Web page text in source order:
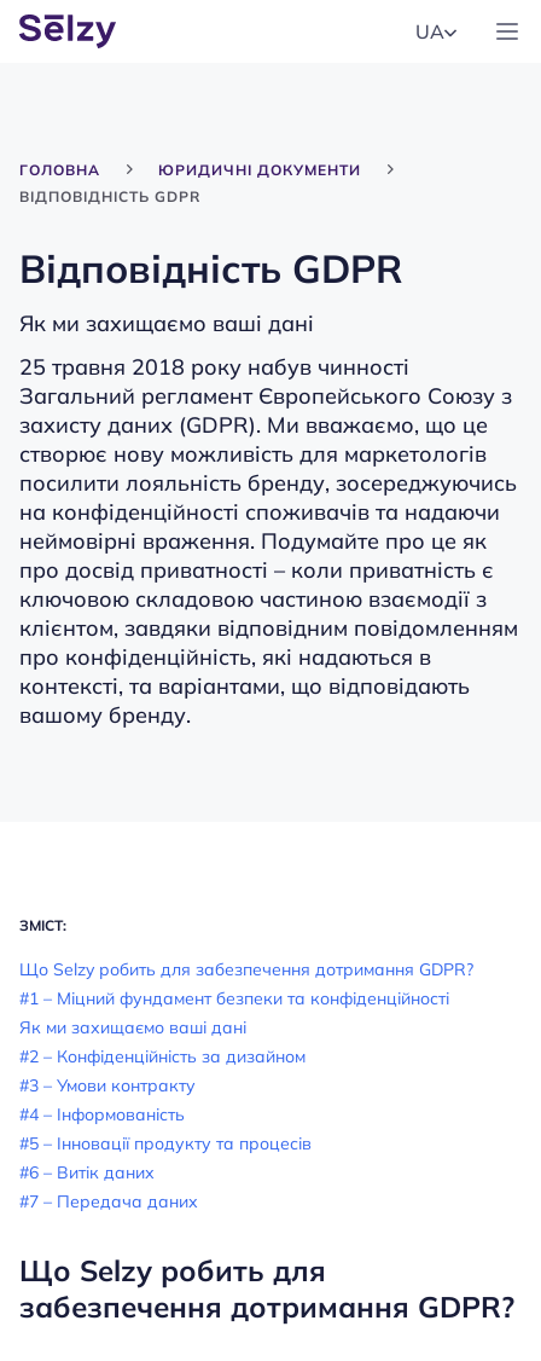
UA
ГОЛОВНА
ЮРИДИЧНІ ДОКУМЕНТИ
ВІДПОВІДНІСТЬ GDPR
Відповідність GDPR
Як ми захищаємо ваші дані
25 травня 2018 року набув чинності
Загальний регламент Європейського Союзу з
захисту даних (GDPR). Ми вважаємо, що це
створює нову можливість для маркетологів
посилити лояльність бренду, зосереджуючись
на конфіденційності споживачів та надаючи
неймовірні враження. Подумайте про це як
про досвід приватності – коли приватність є
ключовою складовою частиною взаємодії з
клієнтом, завдяки відповідним повідомленням
про конфіденційність, які надаються в
контексті, та варіантами, що відповідають
вашому бренду.
ЗМІСТ:
Що Selzy робить для забезпечення дотримання GDPR?
#1 – Міцний фундамент безпеки та конфіденційності
Як ми захищаємо ваші дані
#2 – Конфіденційність за дизайном
#3 – Умови контракту
#4 – Інформованість
#5 – Інновації продукту та процесів
#6 – Витік даних
#7 – Передача даних
Що Selzy робить для
забезпечення дотримання GDPR?